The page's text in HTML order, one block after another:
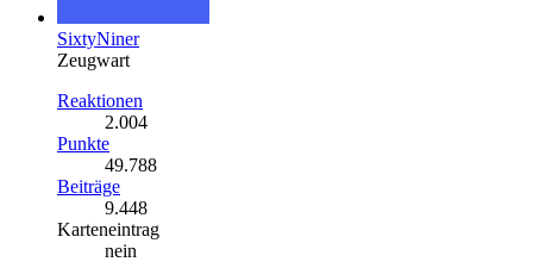
SixtyNiner
Zeugwart
Reaktionen
2.004
Punkte
49.788
Beiträge
9.448
Karteneintrag
nein